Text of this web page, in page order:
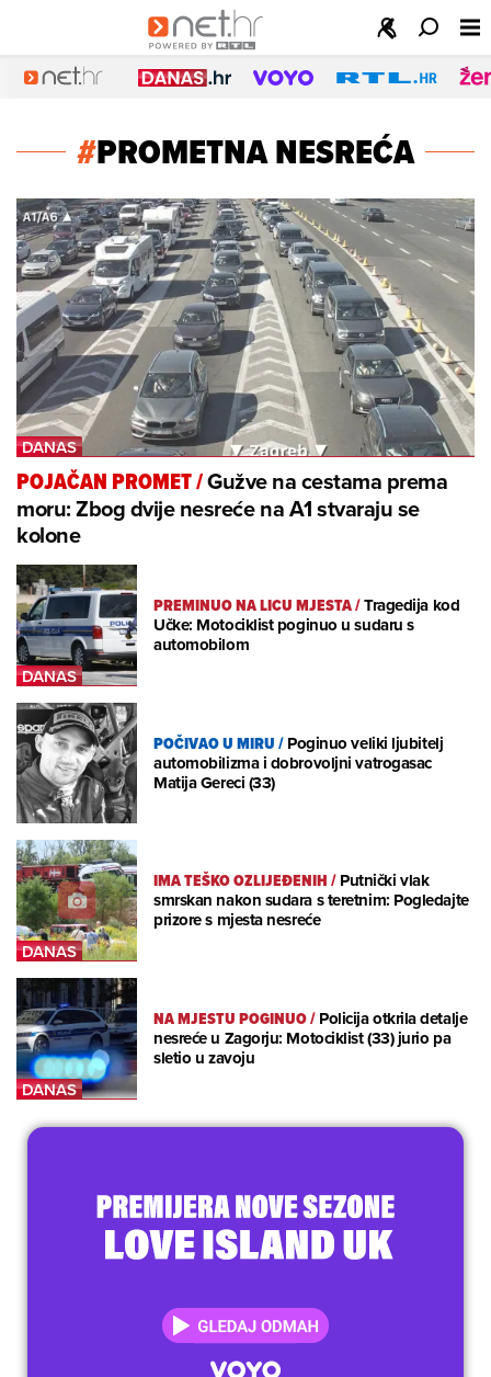
#PROMETNA NESREĆA
POJAČAN PROMET/Gužve na cestama prema
moru: Zbog dvije nesreće na A1 stvaraju se
kolone
PREMINUO NA LICU MJESTA/Tragedija kod
Učke: Motociklist poginuo u sudaru s
automobilom
POČIVAO U MIRU/Poginuo veliki ljubitelj
automobilizma i dobrovoljni vatrogasac
Matija Gereci (33)
IMA TEŠKO OZLIJEĐENIH/Putnički vlak
smrskan nakon sudara s teretnim: Pogledajte
prizore s mjesta nesreće
NA MJESTU POGINUO/Policija otkrila detalje
nesreće u Zagorju: Motociklist (33) jurio pa
sletio u zavoju